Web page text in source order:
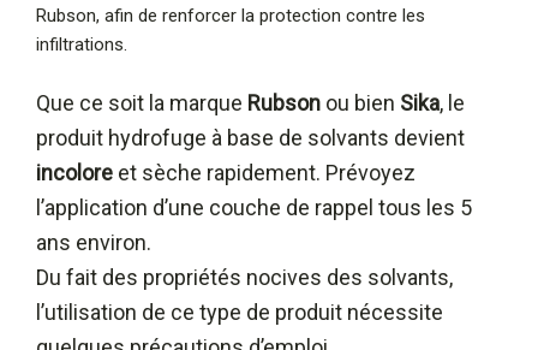
Rubson, afin de renforcer la protection contre les
infiltrations.
Que ce soit la marque Rubson ou bien Sika, le
produit hydrofuge à base de solvants devient
incolore et sèche rapidement. Prévoyez
l’application d’une couche de rappel tous les 5
ans environ.
Du fait des propriétés nocives des solvants,
l’utilisation de ce type de produit nécessite